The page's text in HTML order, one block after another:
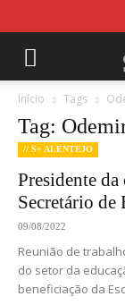
Início Tags
Tag:
// S+ ALENTEJO
Presidente da
Secretário de
09/08/2022
Reunião de
do setor da
beneficiação da